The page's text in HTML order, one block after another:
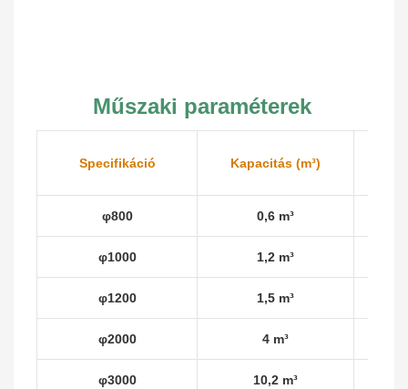
Műszaki paraméterek
Specifikáció Kapacitás (m³)
φ800 0,6 m³
φ1000 1,2 m³
φ1200 1,5 m³
φ2000 4 m³
φ3000 10,2 m³